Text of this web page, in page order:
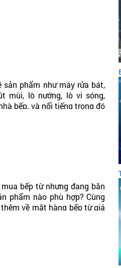
sản phẩm như máy rửa bát,
mùi, lò nướng, lò vi sóng,
bếp, và nổi tiếng trong đó
Canzy của nước nào? Có
bếp từ nhưng đang băn
phẩm nào phù hợp? Cùng
về mặt hàng bếp từ giá
mua nhất 2024!